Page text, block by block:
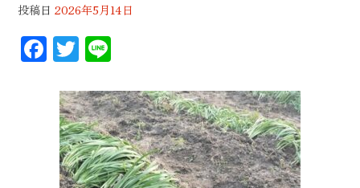
投稿日 2026年5月14日
F
eb
oo
k
T
tt
er
e